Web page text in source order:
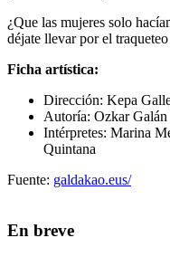
¿Que las mujeres solo
déjate llevar por el
Ficha artística:
Dirección: Kepa
Autoría: Ozkar Galán
Intérpretes: Marina
Quintana
Fuente: galdakao.eus/
En breve